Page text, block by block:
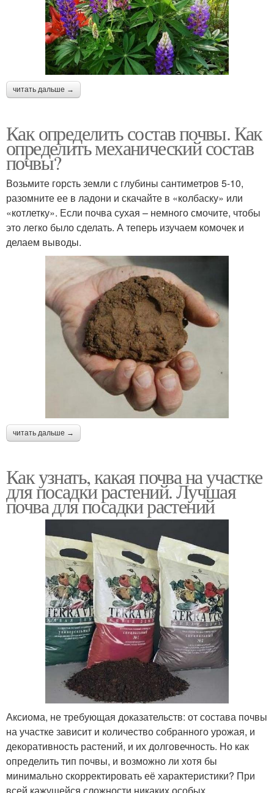
читать дальше →
Как определить состав почвы. Как
определить механический состав
почвы?
Возьмите горсть земли с глубины сантиметров 5-10,
разомните ее в ладони и скачайте в «колбаску» или
«котлетку». Если почва сухая – немного смочите, чтобы
это легко было сделать. А теперь изучаем комочек и
делаем выводы.
читать дальше →
Как узнать, какая почва на участке
для посадки растений. Лучшая
почва для посадки растений
Аксиома, не требующая доказательств: от состава почвы
на участке зависит и количество собранного урожая, и
декоративность растений, и их долговечность. Но как
определить тип почвы, и возможно ли хотя бы
минимально скорректировать её характеристики? При